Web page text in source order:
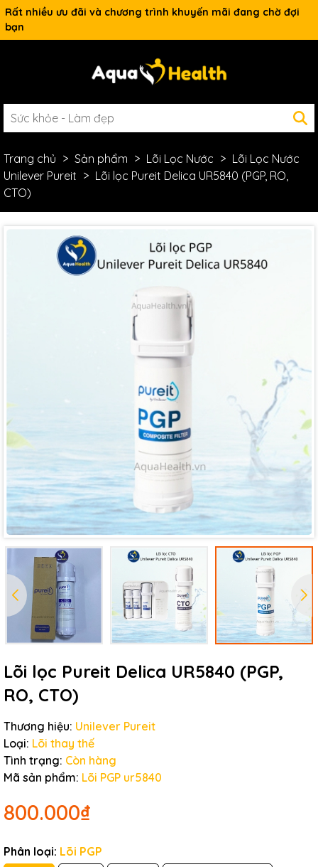
Rất nhiều ưu đãi và chương trình khuyến mãi đang chờ đợi
bạn
Trang chủ Sản phẩm Lõi Lọc Nước
Lõi Lọc Nước
Unilever Pureit
Lõi lọc Pureit Delica UR5840 (PGP, RO,
CTO)
Lõi lọc Pureit Delica UR5840 (PGP,
RO, CTO)
Thương hiệu: Unilever Pureit
Loại: Lõi thay thế
Tình trạng: Còn hàng
Mã sản phẩm: Lõi PGP ur5840
800.000₫
Phân loại: Lõi PGP
Mã giảm giá:
Ngày hết hạn:
Điều kiện: